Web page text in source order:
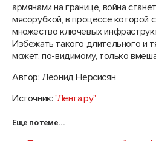
армянами на границе, война
мясорубкой, в процессе которой
множество ключевых
Избежать такого длительного и
может, по-видимому, только
Автор: Леонид Нерсисян
Источник: "Лента.ру"
Еще по теме...